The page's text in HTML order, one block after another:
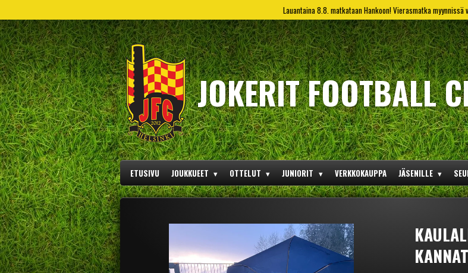
pääsisältöön
Lauantaina 8.8. matkataan Hankoon! Vierasmatka myynnissä
JOKERIT FOOTBALL
ETUSIVU JOUKKUEET OTTELUT JUNIORIT VERKKOKAUPPA JÄSENILLE